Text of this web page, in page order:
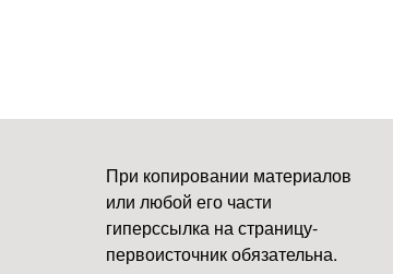
При копировании материалов
или любой его части
гиперссылка на страницу-
первоисточник обязательна.